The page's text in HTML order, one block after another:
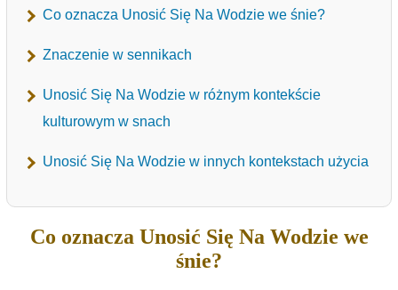
Co oznacza Unosić Się Na Wodzie we śnie?
Znaczenie w sennikach
Unosić Się Na Wodzie w różnym kontekście
kulturowym w snach
Unosić Się Na Wodzie w innych kontekstach użycia
Co oznacza Unosić Się Na Wodzie we
śnie?